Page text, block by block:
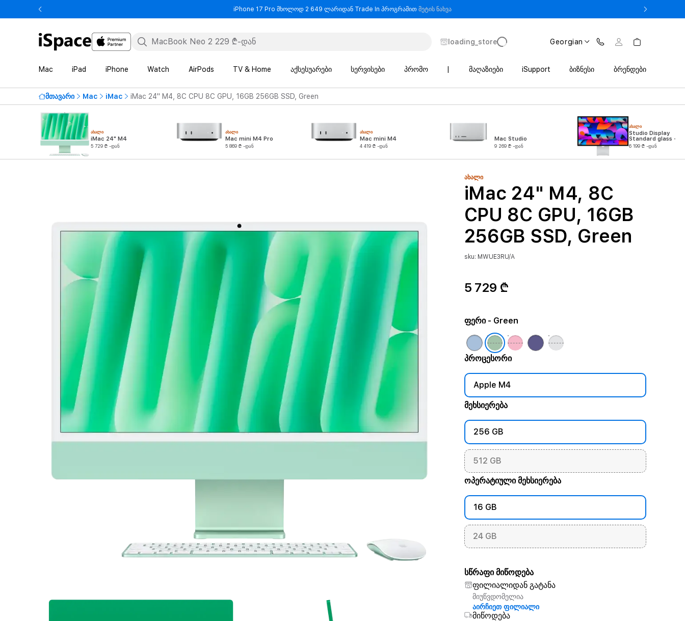
iPhone 17 Pro მხოლოდ 2 649 ლარიდან Trade In პროგრამით მეტის ნახვა- iPhone 17 Pro მხოლოდ 2 649 ლარიდან Trade In პროგრამით
loading_store Georgian
Mac iPad iPhone Watch AirPods TV & Home აქსესუარები სერვისები პრომო მაღაზიები iSupport ბიზნესი ბრენდები
მთავარი Mac iMac iMac 24" M4, 8C CPU 8C GPU, 16GB 256GB SSD, Green
ᲐᲮᲐᲚᲘ
iMac 24" M4
5 729 ₾ -დან
ᲐᲮᲐᲚᲘ
Mac mini M4 Pro
5 869 ₾ -დან
ᲐᲮᲐᲚᲘ
Mac mini M4
4 419 ₾ -დან
Mac Studio
9 269 ₾ -დან
ᲐᲮᲐᲚᲘ
Studio Display
Standard glass -
VESA mount
adapter (Stand not
6 199 ₾ -დან
ᲐᲮᲐᲚᲘ
iMac 24" M4, 8C
CPU 8C GPU, 16GB
256GB SSD, Green
sku: MWUE3RU/A
5 729 ₾
პროცესორი
Apple M4
მეხსიერება
256 GB
512 GB
ფერი- Green
ოპერატიული მეხსიერება
16 GB
24 GB
სწრაფი მიწოდება
ფილიალიდან გატანა
მიუწვდომელია
აირჩიეთ ფილიალი
მიწოდება